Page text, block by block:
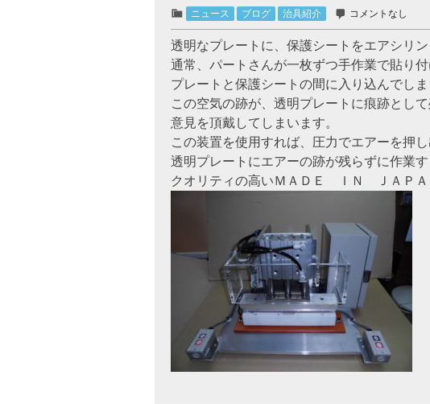
ニュース ブログ 治具紹介 コメントなし
透明なプレートに、保護シートをエアシリ
通常、パートさんが一枚ずつ手作業で貼り
プレートと保護シートの間に入り込んでしま
この空気の跡が、透明プレートに痕跡とし
意見を頂戴してしまいます。
この装置を使用すれば、圧力でエアーを押
透明プレートにエアーの跡が残らずに作業す
クオリティの高いＭＡＤＥ ＩＮ ＪＡＰＡ